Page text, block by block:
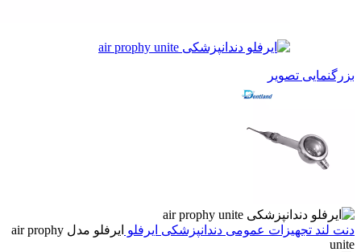
بزرگنمایی تصویر
دنت لند تجهیزات عمومی دندانپزشکی ایرفلو
ایرفلو مدل air prophy
unite